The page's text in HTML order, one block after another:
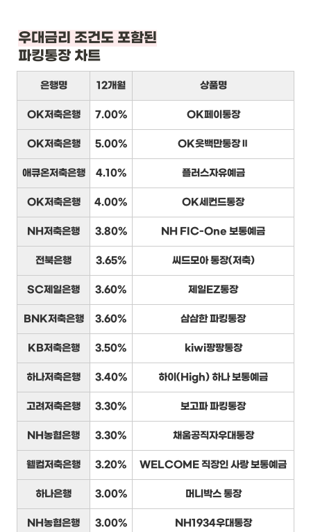
우대금리 조건도 포함된
파킹통장 차트
은행명 12개월 상품명
OK저축은행 7.00% OK페이통장
OK저축은행 5.00% OK읏백만통장Ⅱ
애큐온저축은행 4.10% 플러스자유예금
OK저축은행 4.00% OK세컨드통장
NH저축은행 3.80% NH FIC-One 보통예금
전북은행 3.65% 씨드모아 통장(저축)
SC제일은행 3.60% 제일EZ통장
BNK저축은행 3.60% 삼삼한 파킹통장
KB저축은행 3.50% kiwi팡팡통장
하나저축은행 3.40% 하이(High) 하나 보통예금
고려저축은행 3.30% 보고파 파킹통장
NH농협은행 3.30% 채움공직자우대통장
웰컴저축은행 3.20% WELCOME 직장인 사랑 보통예금
하나은행 3.00% 머니박스 통장
NH농협은행 3.00% NH1934우대통장